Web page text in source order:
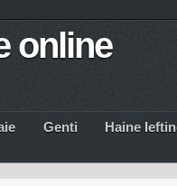
online
Genti Haine